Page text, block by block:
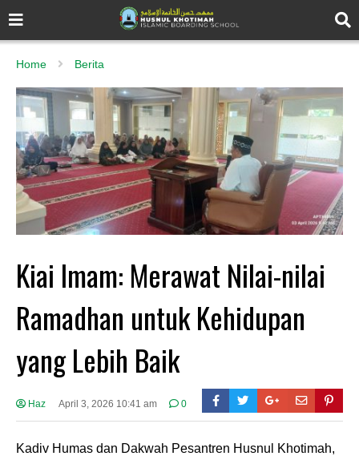
Home Berita
Kiai Imam: Merawat Nilai-nilai
Ramadhan untuk Kehidupan
yang Lebih Baik
Haz April 3, 2026 10:41 am 0
Kadiv Humas dan Dakwah Pesantren Husnul Khotimah,